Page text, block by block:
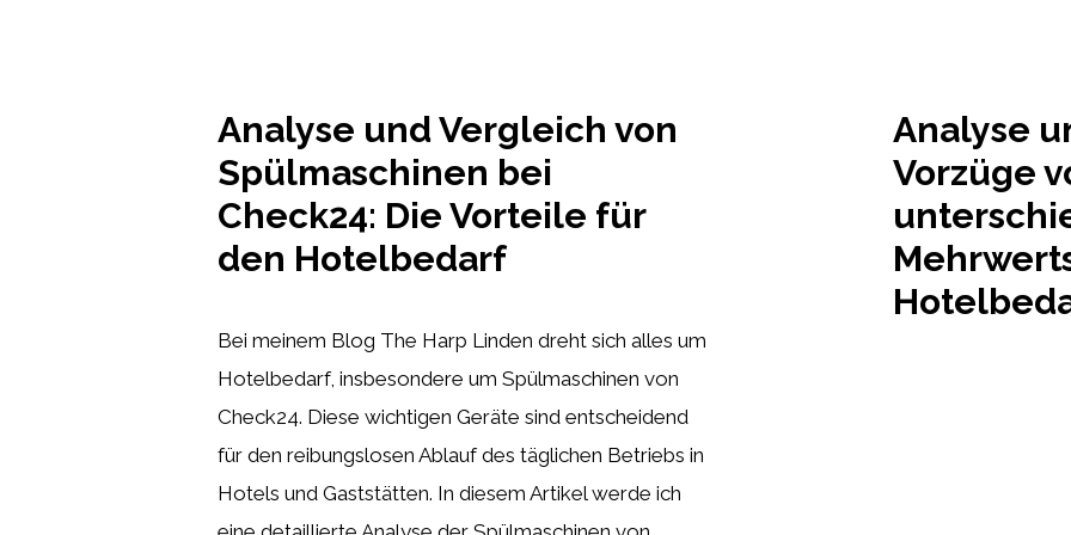
Analyse und Vergleich von
Spülmaschinen bei
Check24: Die Vorteile für
den Hotelbedarf
Bei meinem Blog The Harp Linden dreht sich alles um
Hotelbedarf, insbesondere um Spülmaschinen von
Check24. Diese wichtigen Geräte sind entscheidend
für den reibungslosen Ablauf des täglichen Betriebs in
Hotels und Gaststätten. In diesem Artikel werde ich
Analyse
Vorzüge